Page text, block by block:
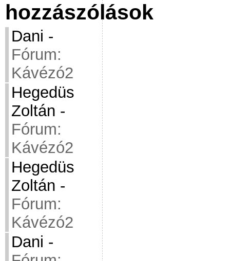
hozzászólások
Dani -
Fórum:
Kávézó2
Hegedüs
Zoltán -
Fórum:
Kávézó2
Hegedüs
Zoltán -
Fórum:
Kávézó2
Dani -